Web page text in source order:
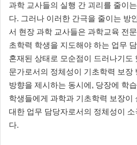
과학 교사들의 실행 간 괴리를 줄이
다. 그러나 이러한 간극을 줄이는 방
서 현장 과학 교사들은 과학교육 전
초학력 학생을 지도해야 하는 업무
혼재된 상태로 모순점이 드러나기도
문가로서의 정체성이 기초학력 보장
방향을 제시하는 동시에, 당장에 학
학생들에게 과학과 기초학력 보장이
대한 업무 담당자로서의 정체성이
다.